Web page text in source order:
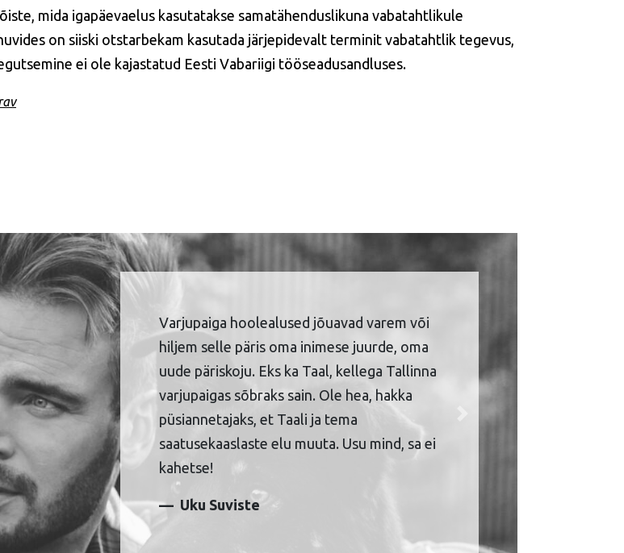
mida igapäevaelus kasutatakse samatähenduslikuna vabatahtlikule
on siiski otstarbekam kasutada järjepidevalt terminit vabatahtlik tegevus,
ei ole kajastatud Eesti Vabariigi tööseadusandluses.
Varjupaiga hoolealused jõuavad varem või
hiljem selle päris oma inimese juurde, oma
uude päriskoju. Eks ka Taal, kellega Tallinna
varjupaigas sõbraks sain. Ole hea, hakka
püsiannetajaks, et Taali ja tema
saatusekaaslaste elu muuta. Usu mind, sa ei
kahetse!
Uku Suviste
Next